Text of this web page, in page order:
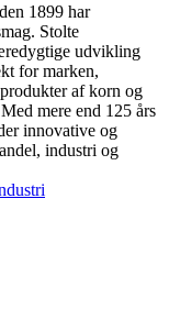
1899 har
Stolte
udvikling
for marken,
af korn og
mere end 125 års
innovative og
industri og